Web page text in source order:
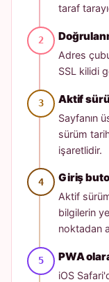
taraf
Adres
SSL kilidi
Aktif
Sayfanın
sürüm
işaretlidir.
Giriş
Aktif
bilgilerin
noktadan
PWA
iOS